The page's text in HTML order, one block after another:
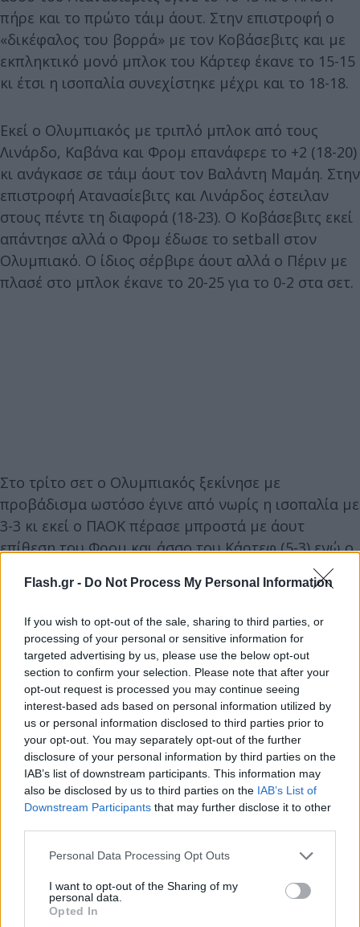
Flash.gr - Do Not Process My Personal Information
If you wish to opt-out of the sale, sharing to third parties, or
processing of your personal or sensitive information for
targeted advertising by us, please use the below opt-out
section to confirm your selection. Please note that after your
opt-out request is processed you may continue seeing
interest-based ads based on personal information utilized by
us or personal information disclosed to third parties prior to
your opt-out. You may separately opt-out of the further
disclosure of your personal information by third parties on the
IAB’s list of downstream participants. This information may
also be disclosed by us to third parties on the IAB’s List of
Downstream Participants that may further disclose it to other
Please note that this website/app uses one or more Google
not limited to your visit or usage behaviour. You may click to
grant or deny consent to Google and its third-party tags to
use your data for below specified purposes in below Google
Personal Data Processing Opt Outs
I want to opt-out of the Sharing of my
personal data.
Opted In
πήρε και το πρώτο τάιμ άουτ. Στην επιστροφή ο
«δικέφαλος του βορρά» με τον Κοβάσεβιτς και με
εκπληκτικό μονό μπλοκ του Κάρτεφ έκανε το 15-15
κι έτσι η ισοπαλία συνεχίστηκε μέχρι και το 18-18.
Εκεί ο Ολυμπιακός με τριπλό μπλοκ από τους
Λινάρδο, Καβάνα και Φρομ επανάφερε το +2 (18-20)
κι ανάγκασε σε τάιμ άουτ τον Βαλάντη Μαμάη. Στην
επιστροφή Ατανασίεβιτς και Λινάρδος έστειλαν
στους πέντε τη διαφορά (18-23). Ο Κοβάσεβιτς εκεί
απάντησε αλλά ο Φρομ έδωσε το setball στον
Ολυμπιακό. Ο ίδιος σέρβιρε άουτ αλλά ο Πέριν με
πλασέ στο μπλοκ έκανε το 20-25 για το 0-2 στα σετ.
Στο τρίτο σετ ο Ολυμπιακός ξεκίνησε με
προβάδισμα ωστόσο έγινε από νωρίς η ισοπαλία με
3-3 κι εκεί ο ΠΑΟΚ πέρασε μπροστά με άουτ
επίθεση του Φρομ και άσσο του Κάρτεφ (5-3) ενώ ο
Ερνάντεζ με επίθεση από την πίσω ζώνη έκανε το
7-4. Το προβάδισμα παρέμεινε υπέρ του
Ατανασίεβιτς ισοφάρισε με άσσο. Ο ΠΑΟΚ ωστόσο
με τον Κοκκινάκη και μπλοκ του Κάρτεφ έκανε το
+2, αναγκάζοντας τον Αντώνη Βουρδέρη να καλέσει
το πρώτο του τάιμ άουτ. Στην επιστροφή ο
Ολυμπιακός προσπάθησε να μειώσει αλλά ο
Κοκκινάκης με απίστευτες επιθέσεις κράτησε το
προβάδισμα μέχρι και το 18-15.